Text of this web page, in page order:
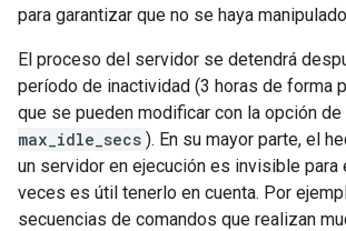
para garantizar que no se haya
El proceso del servidor se detendrá
período de inactividad (3 horas de forma
que se pueden modificar con la opción
max_idle_secs ). En su mayor parte, el
un servidor en ejecución es invisible para
veces es útil tenerlo en cuenta. Por
secuencias de comandos que realizan